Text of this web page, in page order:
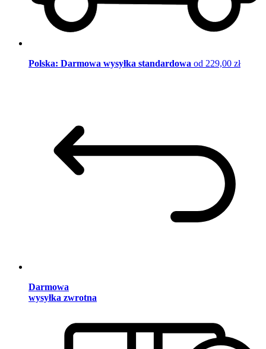
Polska: Darmowa wysyłka standardowa od 229,00 zł
Darmowa
wysyłka zwrotna